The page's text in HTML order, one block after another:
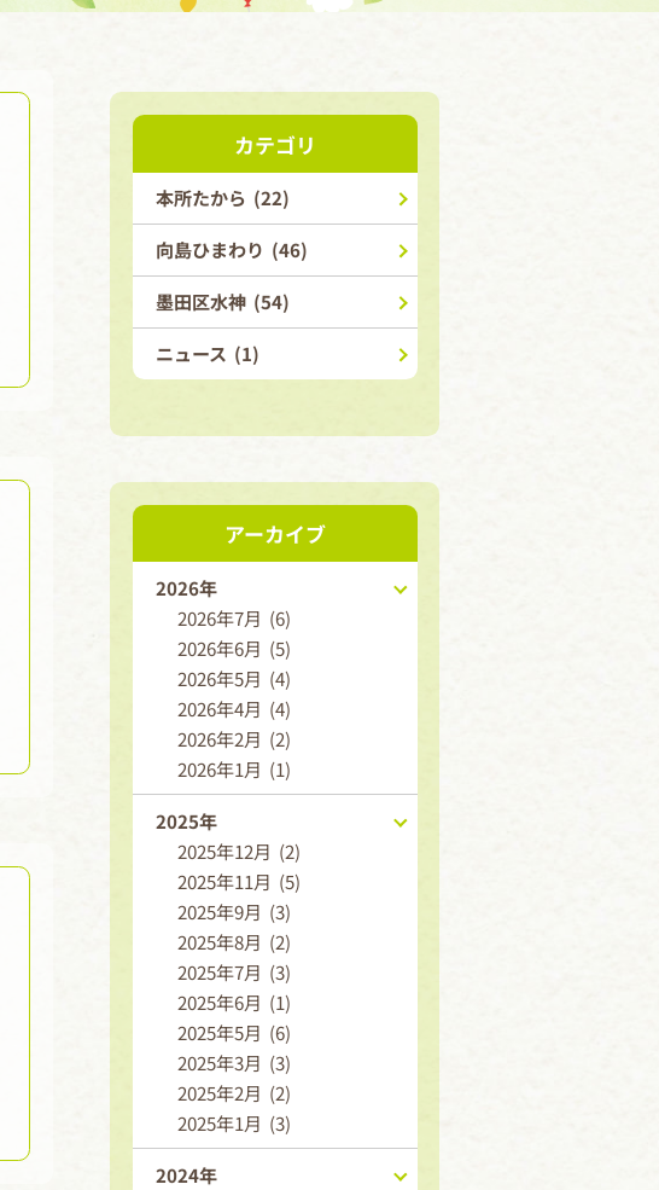
カテゴリ
本所たから (22)
向島ひまわり (46)
墨田区水神 (54)
ニュース (1)
アーカイブ
2026年
2026年7月 (6)
2026年6月 (5)
2026年5月 (4)
2026年4月 (4)
2026年2月 (2)
2026年1月 (1)
2025年
2025年12月 (2)
2025年11月 (5)
2025年9月 (3)
2025年8月 (2)
2025年7月 (3)
2025年6月 (1)
2025年5月 (6)
2025年3月 (3)
2025年2月 (2)
2025年1月 (3)
2024年